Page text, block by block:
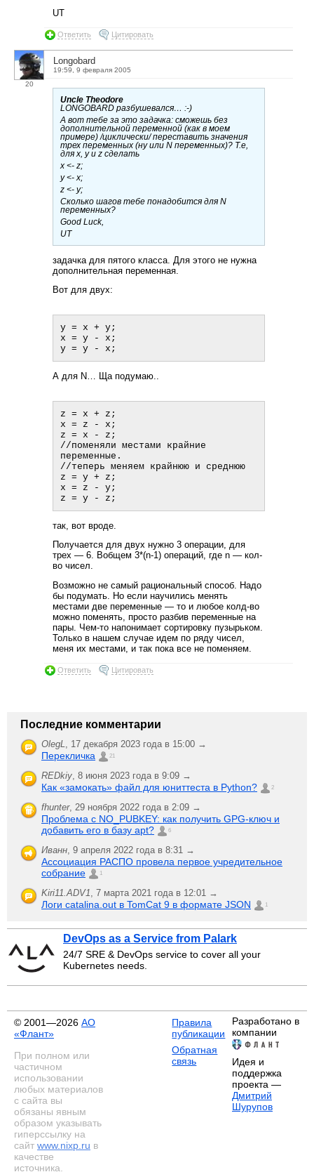
UT
Ответить Цитировать
20
Longobard
19:59, 9 февраля 2005
Uncle Theodore
LONGOBARD разбушевался… :-)
А вот тебе за это задачка: сможешь без
дополнительной переменной (как в моем
примере) /циклически/ переставить значения
трех переменных (ну или N переменных)? Т.е,
для x, y и z сделать
x <- z;
y <- x;
z <- y;
Сколько шагов тебе понадобится для N
переменных?
Good Luck,
UT
задачка для пятого класса. Для этого не нужна
дополнительная переменная.
Вот для двух:
y = x + y;
x = y - x;
А для N… Ща подумаю..
z = x + z;
x = z - x;
z = x - z;
//поменяли местами крайние
переменные.
//теперь меняем крайнюю и среднюю
z = y + z;
x = z - y;
так, вот вроде.
Получается для двух нужно 3 операции, для
трех — 6. Вобщем 3*(n-1) операций, где n — кол-
во чисел.
Возможно не самый рациональный способ. Надо
бы подумать. Но если научились менять
местами две переменные — то и любое колд-во
можно поменять, просто разбив переменные на
пары. Чем-то напонимает сортировку пузырьком.
Только в нашем случае идем по ряду чисел,
меня их местами, и так пока все не поменяем.
Ответить Цитировать
Последние комментарии
OlegL 17 декабря 2023 года в 15:00 →
Перекличка 21
REDkiy 8 июня 2023 года в 9:09 →
Как «замокать» файл для юниттеста в Python? 2
fhunter, 29 ноября 2022 года в 2:09 →
Проблема с NO_PUBKEY: как получить GPG-ключ и
добавить его в базу apt?
6
Иванн 9 апреля 2022 года в 8:31 →
Ассоциация РАСПО провела первое учредительное
собрание
1
Kiri11.ADV1 7 марта 2021 года в 12:01 →
Логи catalina.out в TomCat 9 в формате JSON 1
DevOps as a Service from Palark
24/7 SRE & DevOps service to cover all your
Kubernetes needs.
© 2001—2026 АО
«Флант»
При полном или
частичном
использовании
любых материалов
с сайта вы
обязаны явным
образом указывать
гиперссылку на
сайт www.nixp.ru в
качестве
источника.
Правила
публикации
Обратная
связь
Разработано в
компании
Идея и
поддержка
проекта —
Дмитрий
Шурупов